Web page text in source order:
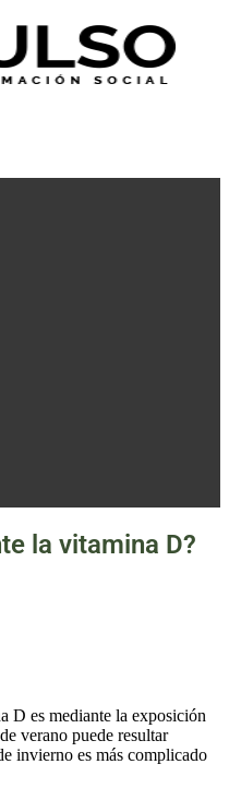
la vitamina D?
D es mediante la exposición
verano puede resultar
invierno es más complicado